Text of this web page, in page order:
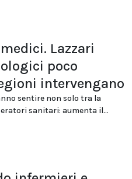
Lazzari
poco
intervengano
sentire non solo tra la
sanitari: aumenta il...